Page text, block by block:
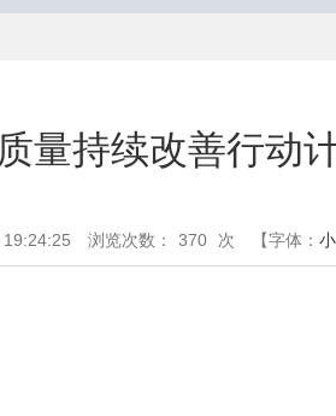
量持续改善行动
浏览次数： 370 次 【字体： 小